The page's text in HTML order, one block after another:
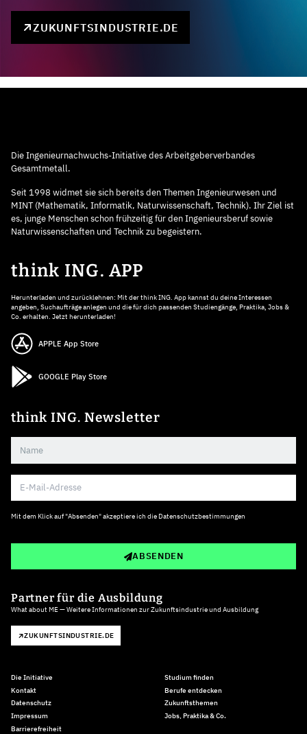
ZUKUNFTSINDUSTRIE.DE
Die Ingenieurnachwuchs-Initiative des Arbeitgeberverbandes
Gesamtmetall.
Seit 1998 widmet sie sich bereits den Themen Ingenieurwesen und
MINT (Mathematik, Informatik, Naturwissenschaft, Technik). Ihr Ziel ist
es, junge Menschen schon frühzeitig für den Ingenieursberuf sowie
Naturwissenschaften und Technik zu begeistern.
think ING. APP
Herunterladen und zurücklehnen: Mit der think ING. App kannst du deine Interessen
angeben, Suchaufträge anlegen und die für dich passenden Studiengänge, Praktika, Jobs &
Co. erhalten. Jetzt herunterladen!
APPLE App Store
GOOGLE Play Store
think ING. Newsletter
Mit dem Klick auf "Absenden" akzeptiere ich die Datenschutzbestimmungen
ABSENDEN
Partner für die Ausbildung
What about ME — Weitere Informationen zur Zukunftsindustrie und Ausbildung
ZUKUNFTSINDUSTRIE.DE
Die Initiative
Kontakt
Datenschutz
Impressum
Barrierefreiheit
Studium finden
Berufe entdecken
Zukunftsthemen
Jobs, Praktika & Co.